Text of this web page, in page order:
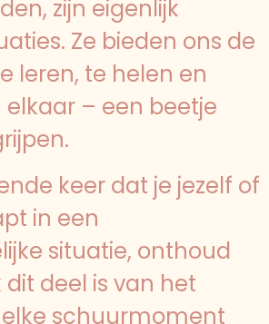
zijn eigenlijk
Ze bieden ons de
leren, te helen en
elkaar – een beetje
keer dat je jezelf of
in een
situatie, onthoud
deel is van het
elke schuurmoment